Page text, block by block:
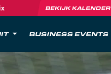
BEKIJK KALENDER
BUSINESS EVENTS